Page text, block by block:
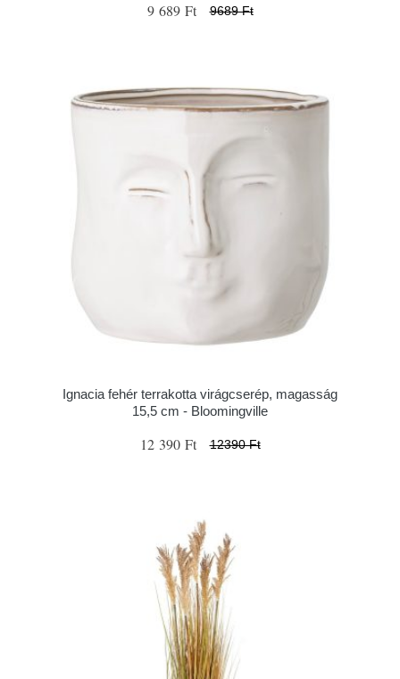
9 689 Ft 9689 Ft
Ignacia fehér terrakotta virágcserép, magasság
15,5 cm - Bloomingville
12 390 Ft 12390 Ft